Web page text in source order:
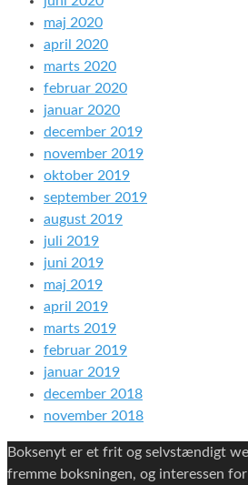
maj 2020
april 2020
marts 2020
februar 2020
januar 2020
december 2019
november 2019
oktober 2019
september 2019
august 2019
juli 2019
juni 2019
maj 2019
april 2019
marts 2019
februar 2019
januar 2019
december 2018
november 2018
Boksenyt er et frit og selvstændigt
fremme boksningen, og interessen